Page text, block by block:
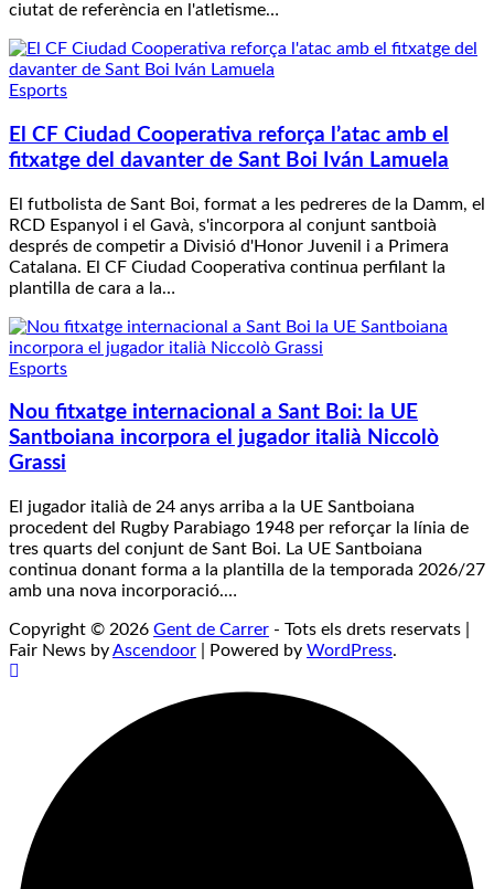
ciutat de referència en l'atletisme…
Esports
El CF Ciudad Cooperativa reforça l’atac amb el
fitxatge del davanter de Sant Boi Iván Lamuela
El futbolista de Sant Boi, format a les pedreres de la Damm, el
RCD Espanyol i el Gavà, s'incorpora al conjunt santboià
després de competir a Divisió d'Honor Juvenil i a Primera
Catalana. El CF Ciudad Cooperativa continua perfilant la
plantilla de cara a la…
Esports
Nou fitxatge internacional a Sant Boi: la UE
Santboiana incorpora el jugador italià Niccolò
Grassi
El jugador italià de 24 anys arriba a la UE Santboiana
procedent del Rugby Parabiago 1948 per reforçar la línia de
tres quarts del conjunt de Sant Boi. La UE Santboiana
continua donant forma a la plantilla de la temporada 2026/27
amb una nova incorporació.…
Copyright © 2026 Gent de Carrer - Tots els drets reservats |
Fair News byAscendoor | Powered by WordPress.